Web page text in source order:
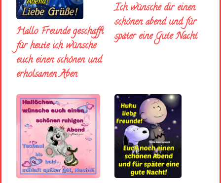
Hallo Freunde geschafft
für heute ich wünsche
euch einen schönen und
erholsamen Aben
Ich wünsche dir einen
schönen abend und fúr
später eine Gute Nacht